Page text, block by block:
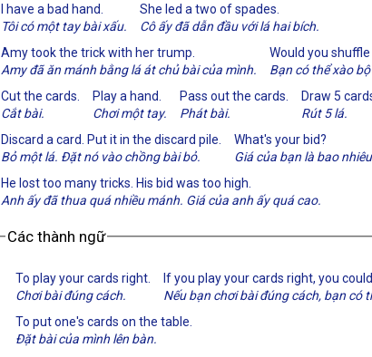
I have a bad hand.
Tôi có một tay bài xấu.
She led a two of spades.
Cô ấy đã dẫn đầu với lá hai bích.
Amy took the trick with her trump.
Amy đã ăn mánh bằng lá át chủ bài của mình.
Would you
Bạn có thể xào
Cut the cards.
Cắt bài.
Play a hand.
Chơi một tay.
Pass out the cards.
Phát bài.
Draw 5
Rút 5 lá.
Discard a card. Put it in the discard pile.
Bỏ một lá. Đặt nó vào chồng bài bỏ.
What's your bid?
Giá của bạn là bao
He lost too many tricks. His bid was too high.
Anh ấy đã thua quá nhiều mánh. Giá của anh ấy quá cao.
Các thành ngữ
To play your cards right.
Chơi bài đúng cách.
If you play your cards right, you
Nếu bạn chơi bài đúng cách, bạn có
To put one's cards on the table.
Đặt bài của mình lên bàn.